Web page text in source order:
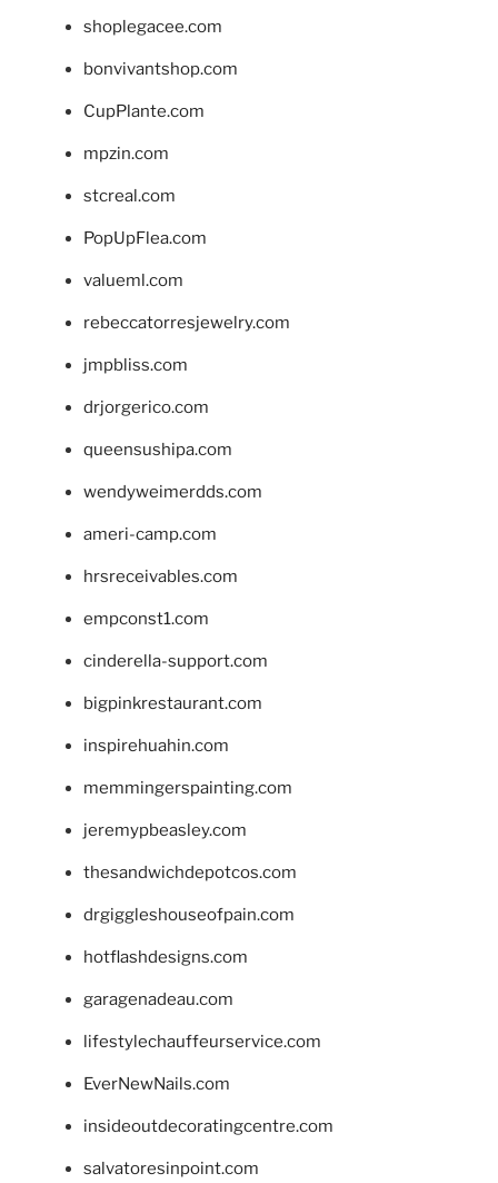
shoplegacee.com
bonvivantshop.com
CupPlante.com
mpzin.com
stcreal.com
PopUpFlea.com
valueml.com
rebeccatorresjewelry.com
jmpbliss.com
drjorgerico.com
queensushipa.com
wendyweimerdds.com
ameri-camp.com
hrsreceivables.com
empconst1.com
cinderella-support.com
bigpinkrestaurant.com
inspirehuahin.com
memmingerspainting.com
jeremypbeasley.com
thesandwichdepotcos.com
drgiggleshouseofpain.com
hotflashdesigns.com
garagenadeau.com
lifestylechauffeurservice.com
EverNewNails.com
insideoutdecoratingcentre.com
salvatoresinpoint.com